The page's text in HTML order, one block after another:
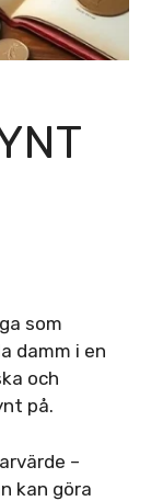
som
damm i en
och
på.
–
kan göra